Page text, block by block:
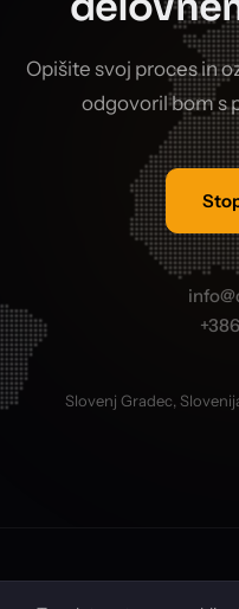
Opišite svoj proces in
odgovoril bom s
Slovenj Gradec,